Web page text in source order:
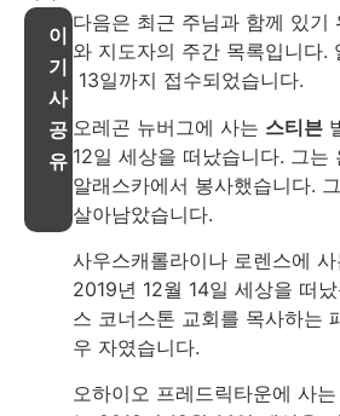
이
기
사
공
유
다음은 최근 주님과 함께 있기
와 지도자의 주간 목록입니다.
13일까지 접수되었습니다.
오레곤 뉴버그에 사는 스티븐
12일 세상을 떠났습니다. 그는
알래스카에서 봉사했습니다.
살아남았습니다.
사우스캐롤라이나 로렌스에 사
2019년 12월 14일 세상을 떠
스 코너스톤 교회를 목사하는
우 자였습니다.
오하이오 프레드릭타운에 사는